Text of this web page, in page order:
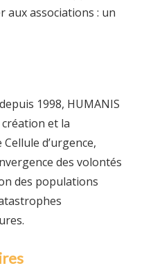
aux associations : un
depuis 1998, HUMANIS
et la
d’urgence,
des volontés
des populations